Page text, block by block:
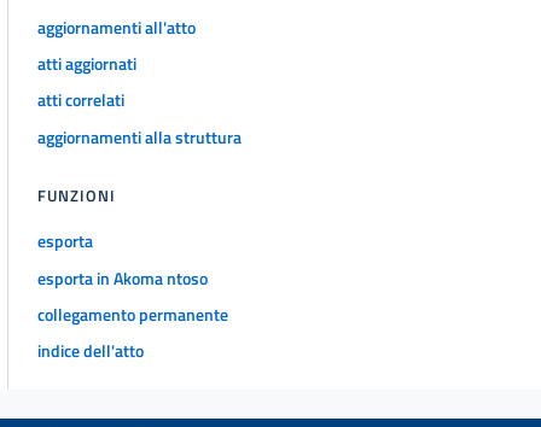
aggiornamenti all'atto
atti aggiornati
atti correlati
aggiornamenti alla struttura
FUNZIONI
esporta
esporta in Akoma ntoso
collegamento permanente
indice dell'atto